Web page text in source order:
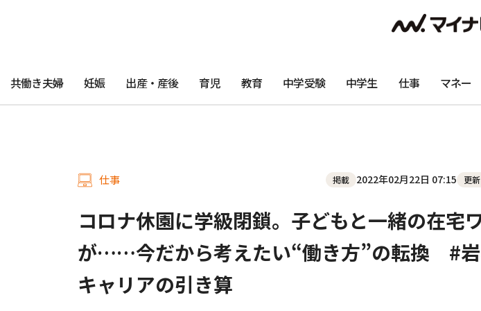
共働き夫婦 妊娠 出産・産後 育児 教育 中学受験 中学生 仕事 マネー
仕事 掲載 2022年02月22日 07:15 更新
コロナ休園に学級閉鎖。子どもと一緒の在宅
が……今だから考えたい“働き方”の転換 #岩
キャリアの引き算